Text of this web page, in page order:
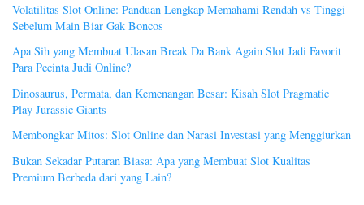
Volatilitas Slot Online: Panduan Lengkap Memahami Rendah vs Tinggi
Sebelum Main Biar Gak Boncos
Apa Sih yang Membuat Ulasan Break Da Bank Again Slot Jadi Favorit
Para Pecinta Judi Online?
Dinosaurus, Permata, dan Kemenangan Besar: Kisah Slot Pragmatic
Play Jurassic Giants
Membongkar Mitos: Slot Online dan Narasi Investasi yang Menggiurkan
Bukan Sekadar Putaran Biasa: Apa yang Membuat Slot Kualitas
Premium Berbeda dari yang Lain?